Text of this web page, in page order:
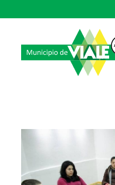
GOBIERNO
TRÁMITES Y SERVICIOS